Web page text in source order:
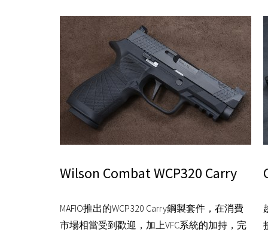
Wilson Combat WCP320 Carry
MAFIO推出的WCP320 Carry鋼製套件，在消費
市場相當受到歡迎，加上VFC系統的加持，完